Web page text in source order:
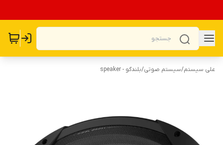
علی سیستم/سیستم صوتی/بلندگو - speaker